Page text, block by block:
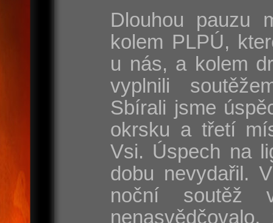
Dlouhou pauzu
kolem PLPÚ,
u nás, a kolem
vyplnili
Sbírali jsme
okrsku a třetí
Vsi. Úspech na
dobu nevydařil.
noční soutěž